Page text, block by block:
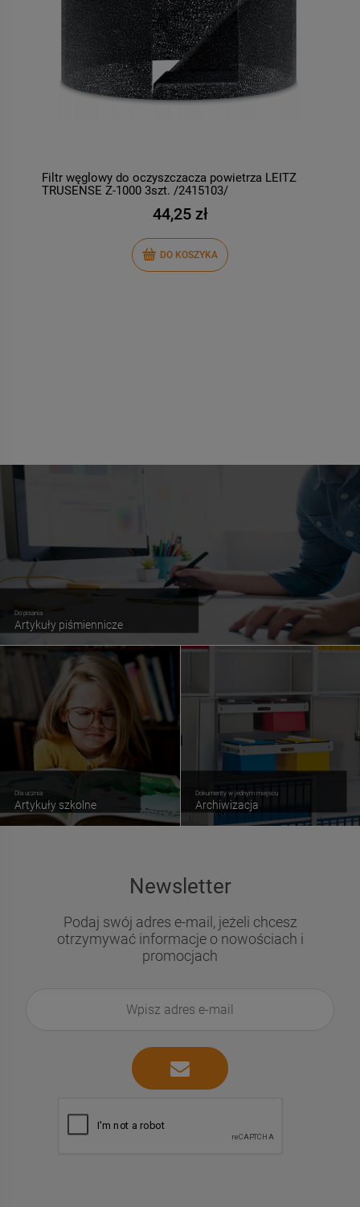
Filtr węglowy do oczyszczacza powietrza LEITZ
TRUSENSE Z-1000 3szt. /2415103/
44,25 zł
DO KOSZYKA
Do pisania
Artykuły piśmiennicze
Dla ucznia
Artykuły szkolne
Dokumenty w jednym miejscu
Archiwizacja
Newsletter
Podaj swój adres e-mail, jeżeli chcesz
otrzymywać informacje o nowościach i
promocjach